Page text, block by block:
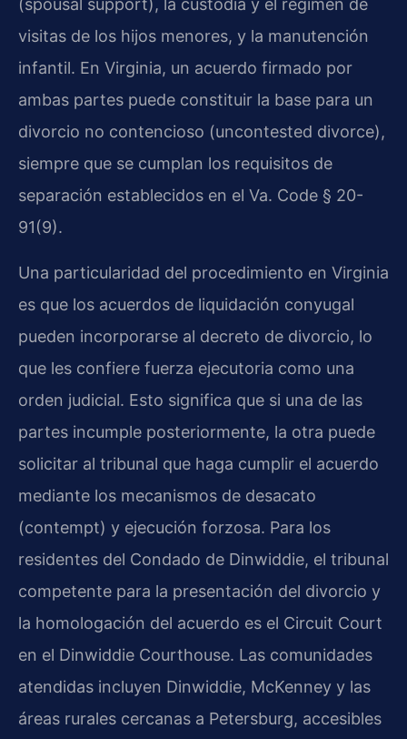
(spousal support), la custodia y el régimen de
visitas de los hijos menores, y la manutención
infantil. En Virginia, un acuerdo firmado por
ambas partes puede constituir la base para un
divorcio no contencioso (uncontested divorce),
siempre que se cumplan los requisitos de
separación establecidos en el Va. Code § 20-
91(9).
Una particularidad del procedimiento en Virginia
es que los acuerdos de liquidación conyugal
pueden incorporarse al decreto de divorcio, lo
que les confiere fuerza ejecutoria como una
orden judicial. Esto significa que si una de las
partes incumple posteriormente, la otra puede
solicitar al tribunal que haga cumplir el acuerdo
mediante los mecanismos de desacato
(contempt) y ejecución forzosa. Para los
residentes del Condado de Dinwiddie, el tribunal
competente para la presentación del divorcio y
la homologación del acuerdo es el Circuit Court
en el Dinwiddie Courthouse. Las comunidades
atendidas incluyen Dinwiddie, McKenney y las
áreas rurales cercanas a Petersburg, accesibles